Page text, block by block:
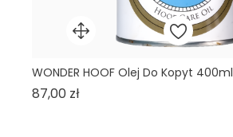
WONDER HOOF Olej Do Kopyt 400ml
87,00 złCena